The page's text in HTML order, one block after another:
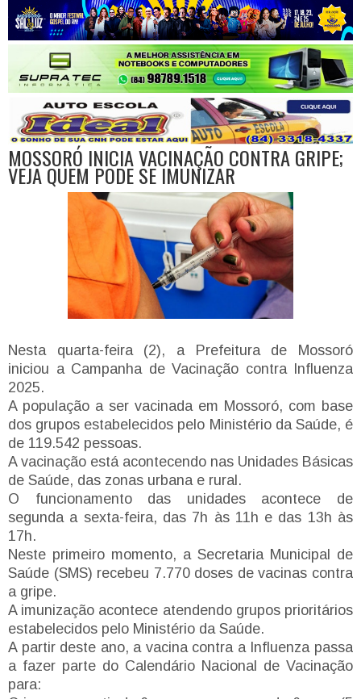
MOSSORÓ INICIA VACINAÇÃO CONTRA GRIPE;
VEJA QUEM PODE SE IMUNIZAR
Nesta quarta-feira (2), a Prefeitura de Mossoró
iniciou a Campanha de Vacinação contra Influenza
2025.
A população a ser vacinada em Mossoró, com base
dos grupos estabelecidos pelo Ministério da Saúde, é
de 119.542 pessoas.
A vacinação está acontecendo nas Unidades Básicas
de Saúde, das zonas urbana e rural.
O funcionamento das unidades acontece de
segunda a sexta-feira, das 7h às 11h e das 13h às
17h.
Neste primeiro momento, a Secretaria Municipal de
Saúde (SMS) recebeu 7.770 doses de vacinas contra
a gripe.
A imunização acontece atendendo grupos prioritários
estabelecidos pelo Ministério da Saúde.
A partir deste ano, a vacina contra a Influenza passa
a fazer parte do Calendário Nacional de Vacinação
para: